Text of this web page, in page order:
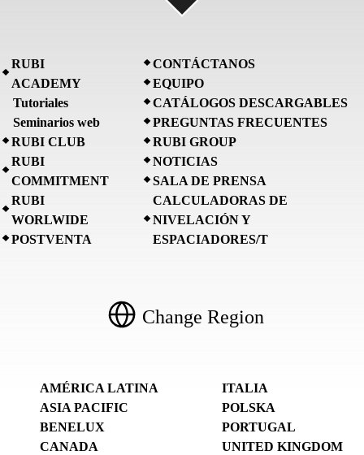
RUBI
ACADEMY
Tutoriales
Seminarios web
RUBI CLUB
RUBI
COMMITMENT
RUBI
WORLWIDE
POSTVENTA
CONTÁCTANOS
EQUIPO
CATÁLOGOS DESCARGABLES
PREGUNTAS FRECUENTES
RUBI GROUP
NOTICIAS
SALA DE PRENSA
CALCULADORAS DE
NIVELACIÓN Y
ESPACIADORES/T
Change Region
AMÉRICA LATINA
ASIA PACIFIC
BENELUX
CANADA
ITALIA
POLSKA
PORTUGAL
UNITED KINGDOM